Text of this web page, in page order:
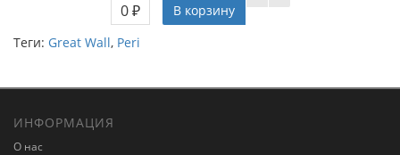
0 ₽
В корзину
Теги: Great Wall, Peri
ИНФОРМАЦИЯ
О нас